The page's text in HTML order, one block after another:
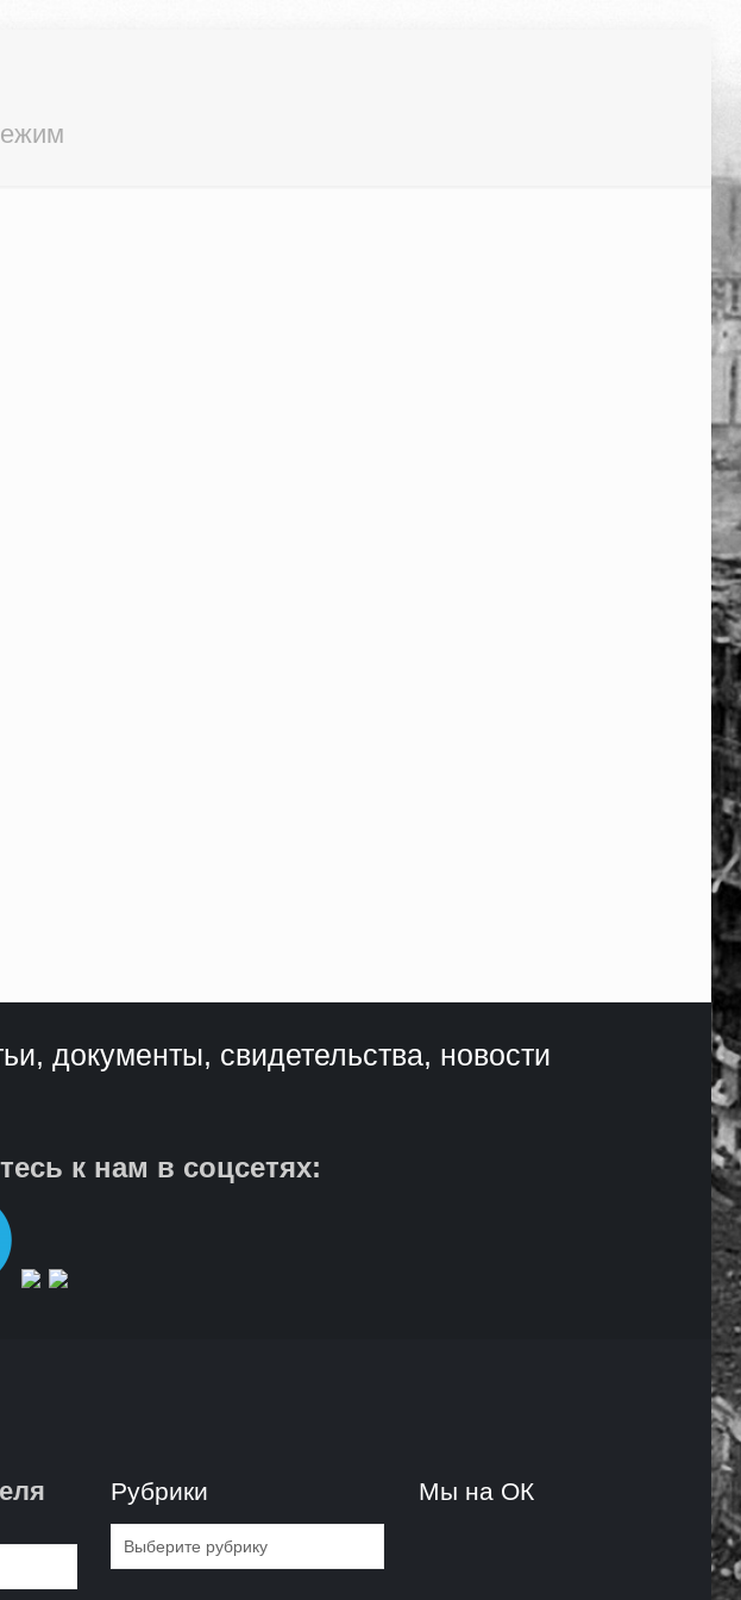
документы, свидетельства, новости
к нам в соцсетях:
Рубрики
Рубрики
Мы на ОК